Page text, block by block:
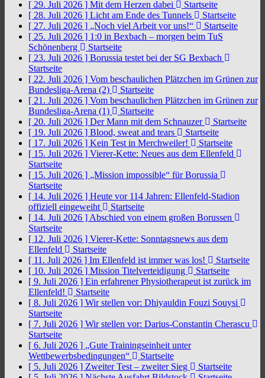
[ 29. Juli 2026 ] Mit dem Herzen dabei
Startseite
[ 28. Juli 2026 ] Licht am Ende des Tunnels
Startseite
[ 27. Juli 2026 ] „Noch viel Arbeit vor uns!“
Startseite
[ 25. Juli 2026 ] 1:0 in Bexbach – morgen beim TuS
Schönenberg
Startseite
[ 23. Juli 2026 ] Borussia testet bei der SG Bexbach
Startseite
[ 22. Juli 2026 ] Vom beschaulichen Plätzchen im Grünen zur
Bundesliga-Arena (2)
Startseite
[ 21. Juli 2026 ] Vom beschaulichen Plätzchen im Grünen zur
Bundesliga-Arena (1)
Startseite
[ 20. Juli 2026 ] Der Mann mit dem Schnauzer
Startseite
[ 19. Juli 2026 ] Blood, sweat and tears
Startseite
[ 17. Juli 2026 ] Kein Test in Merchweiler!
Startseite
[ 15. Juli 2026 ] Vierer-Kette: Neues aus dem Ellenfeld
Startseite
[ 15. Juli 2026 ] „Mission impossible“ für Borussia
Startseite
[ 14. Juli 2026 ] Heute vor 114 Jahren: Ellenfeld-Stadion
offiziell eingeweiht
Startseite
[ 14. Juli 2026 ] Abschied von einem großen Borussen
Startseite
[ 12. Juli 2026 ] Vierer-Kette: Sonntagsnews aus dem
Ellenfeld
Startseite
[ 11. Juli 2026 ] Im Ellenfeld ist immer was los!
Startseite
[ 10. Juli 2026 ] Mission Titelverteidigung
Startseite
[ 9. Juli 2026 ] Ein erfahrener Physiotherapeut ist zurück im
Ellenfeld!
Startseite
[ 8. Juli 2026 ] Wir stellen vor: Dhiyauldin Fouzi Souysi
Startseite
[ 7. Juli 2026 ] Wir stellen vor: Darius-Constantin Cherascu
Startseite
[ 6. Juli 2026 ] „Gute Trainingseinheit unter
Wettbewerbsbedingungen“
Startseite
[ 5. Juli 2026 ] Zweiter Test – zweiter Sieg
Startseite